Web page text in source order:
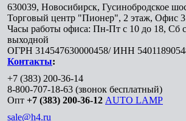
630039, Новосибирск, Гусинобродское
Торговый центр "Пионер", 2 этаж, Офис 3
Часы работы офиса: Пн-Пт с 10 до 18, Сб
выходной
ОГРН 314547630000458/ ИНН
Контакты:
+7 (383) 200-36-14
8-800-707-18-63 (звонок бесплатный)
Опт +7 (383) 200-36-12 AUTO LAMP
sale@h4.ru